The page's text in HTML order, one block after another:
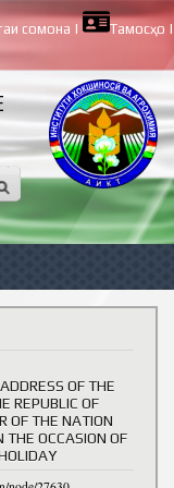
сомона | Тамосҳо |
OF THE
REPUBLIC OF
OF THE NATION
OCCASION OF